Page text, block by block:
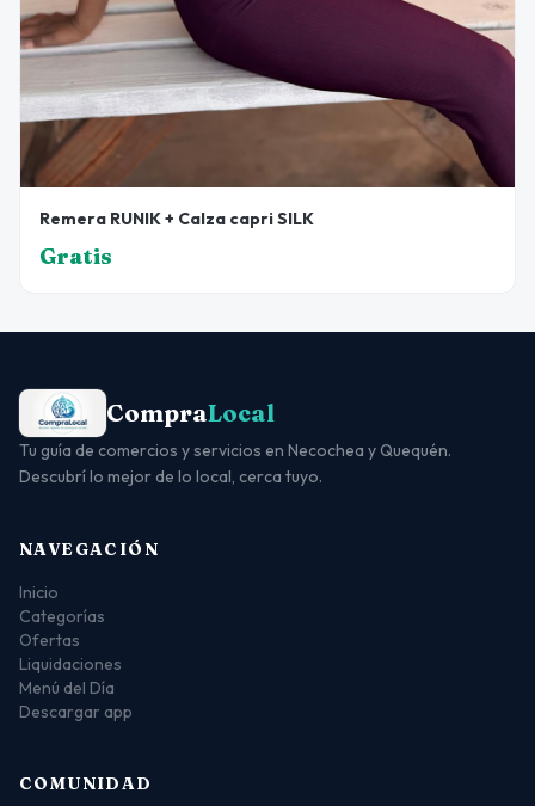
Remera RUNIK + Calza capri SILK
Gratis
CompraLocal
Tu guía de comercios y servicios en Necochea y Quequén.
Descubrí lo mejor de lo local, cerca tuyo.
NAVEGACIÓN
Inicio
Categorías
Ofertas
Liquidaciones
Menú del Día
Descargar app
COMUNIDAD